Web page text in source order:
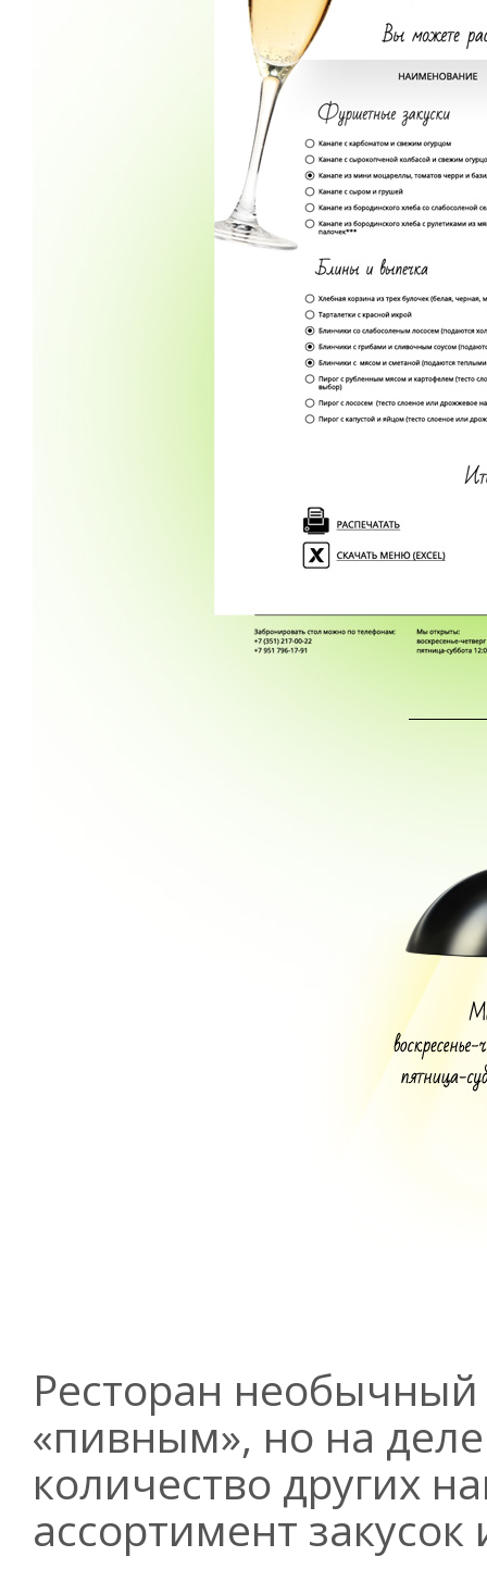
Ресторан
«пивным», но на
количество других
ассортимент